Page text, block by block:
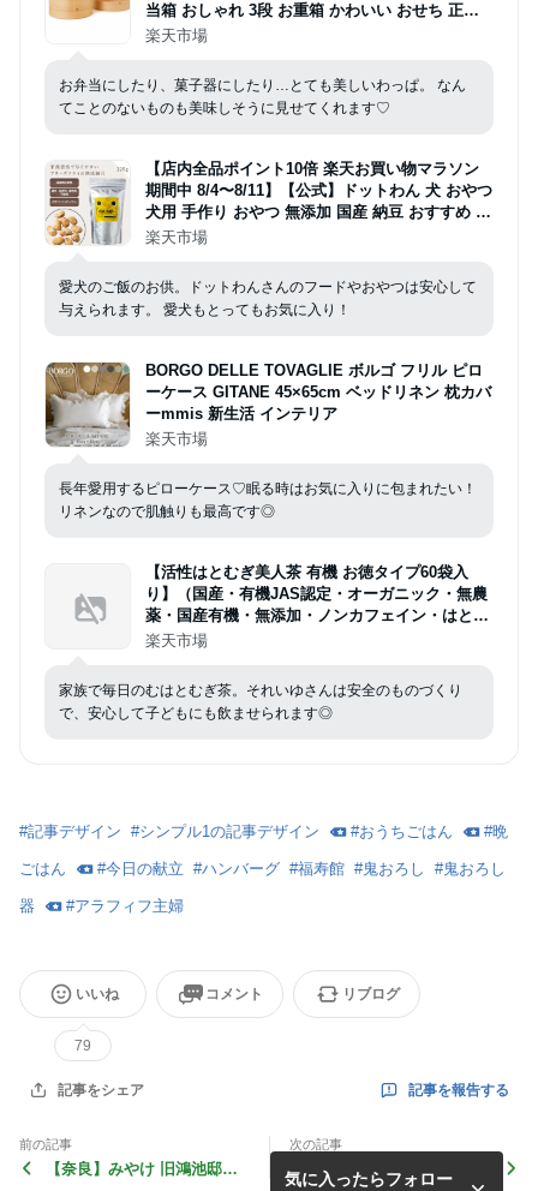
当箱 おしゃれ 3段 お重箱 かわいい おせち 正月
花見 大舘工芸社 送料無料
楽天市場
お弁当にしたり、菓子器にしたり…とても美しいわっぱ。 なん
てことのないものも美味しそうに見せてくれます♡
【店内全品ポイント10倍 楽天お買い物マラソン
期間中 8/4〜8/11】【公式】ドットわん 犬 おやつ
犬用 手作り おやつ 無添加 国産 納豆 おすすめ ド
ットわん フリーズドライ納豆 120g 国産納豆 ド
ピング 全年齢 全犬種対応
楽天市場
愛犬のご飯のお供。ドットわんさんのフードやおやつは安心して
与えられます。 愛犬もとってもお気に入り！
BORGO DELLE TOVAGLIE ボルゴ フリル ピロ
ーケース GITANE 45×65cm ベッドリネン 枕カバ
ーmmis 新生活 インテリア
楽天市場
長年愛用するピローケース♡眠る時はお気に入りに包まれたい！
リネンなので肌触りも最高です◎
【活性はとむぎ美人茶 有機 お徳タイプ60袋入
り】（国産・有機JAS認定・オーガニック・無農
薬・国産有機・無添加・ノンカフェイン・はとむ
ぎ茶・ハトムギ茶・ハト麦茶・はと麦茶・鳩麦
楽天市場
家族で毎日のむはとむぎ茶。それいゆさんは安全のものづくり
で、安心して子どもにも飲ませられます◎
#記事デザイン #シンプル1の記事デザイン #おうちごはん #晩
ごはん #今日の献立 #ハンバーグ #福寿館 #鬼おろし #鬼おろし
器 #アラフィフ主婦
いいね
79
コメント リブログ
記事をシェア 記事を報告する
前の記事
【奈良】みやけ 旧鴻池邸表
次の記事
アラフィフサロペット
気に入ったらフォロー